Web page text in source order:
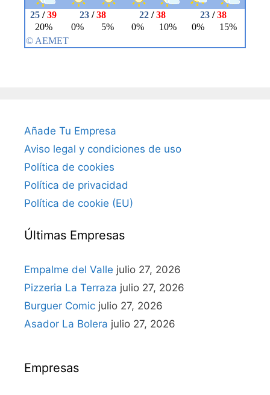
Añade Tu Empresa
Aviso legal y condiciones de uso
Política de cookies
Política de privacidad
Política de cookie (EU)
Últimas Empresas
Empalme del Valle julio 27, 2026
Pizzeria La Terraza julio 27, 2026
Burguer Comic julio 27, 2026
Asador La Bolera julio 27, 2026
Empresas